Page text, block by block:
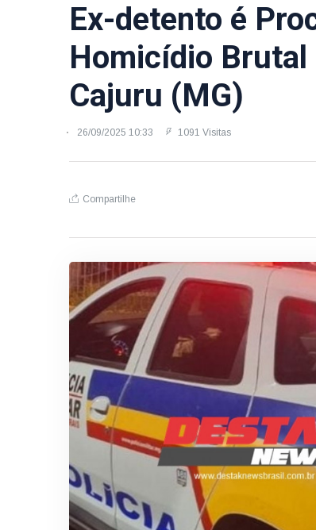
Ex-detento é
Homicídio Brutal
Cajuru (MG)
26/09/2025 10:33 1091 Visitas
Compartilhe